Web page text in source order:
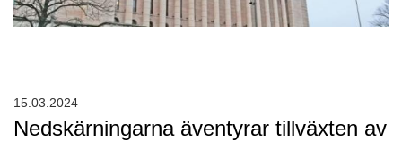
Nedskärningarna äventyrar tillväxten av
15.03.2024